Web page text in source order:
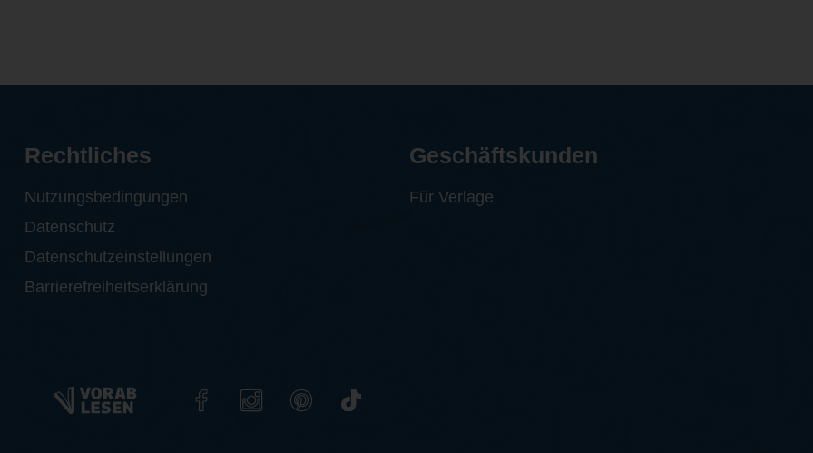
Rechtliches
Nutzungsbedingungen
Datenschutz
Datenschutzeinstellungen
Barrierefreiheitserklärung
Geschäftskunden
Für Verlage